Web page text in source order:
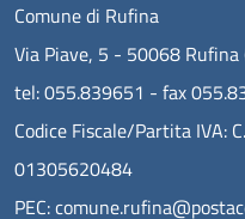
Comune di Rufina
Via Piave, 5 - 50068 Rufina
tel: 055.839651 - fax
Codice Fiscale/Partita IVA:
01305620484
PEC: